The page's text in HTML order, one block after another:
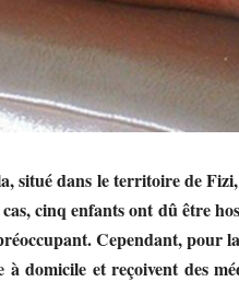
situé dans le territoire de
cinq enfants ont dû être
Cependant, pour
domicile et reçoivent des